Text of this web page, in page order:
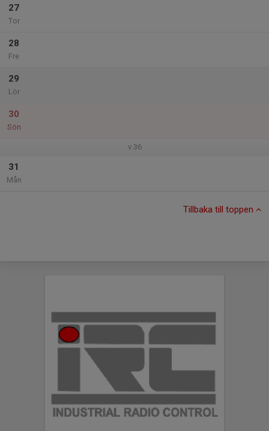
27
Tor
28
Fre
29
Lör
30
Sön
v.36
31
Mån
Tillbaka till toppen